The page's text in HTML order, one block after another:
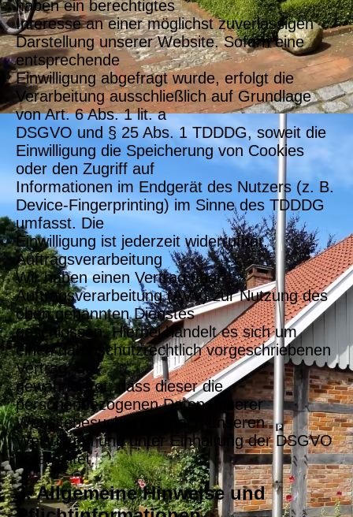
haben ein berechtigtes
Interesse an einer möglichst zuverlässigen
Darstellung unserer Website. Sofern eine
entsprechende
Einwilligung abgefragt wurde, erfolgt die
Verarbeitung ausschließlich auf Grundlage
von Art. 6 Abs. 1 lit. a
DSGVO und § 25 Abs. 1 TDDDG, soweit die
Einwilligung die Speicherung von Cookies
oder den Zugriff auf
Informationen im Endgerät des Nutzers (z. B.
Device-Fingerprinting) im Sinne des TDDDG
umfasst. Die
Einwilligung ist jederzeit widerrufbar.
Auftragsverarbeitung
Wir haben einen Vertrag über
Auftragsverarbeitung (AVV) zur Nutzung des
oben genannten Dienstes
geschlossen. Hierbei handelt es sich um
einen datenschutzrechtlich vorgeschriebenen
Vertrag, der
gewährleistet, dass dieser die
personenbezogenen Daten unserer
Websitebesucher nur nach unseren
Weisungen und unter Einhaltung der DSGVO
verarbeitet.
3. Allgemeine Hinweise und